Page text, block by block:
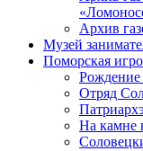
Архив
Музей
Поморская
Рождение
Отряд
На камне